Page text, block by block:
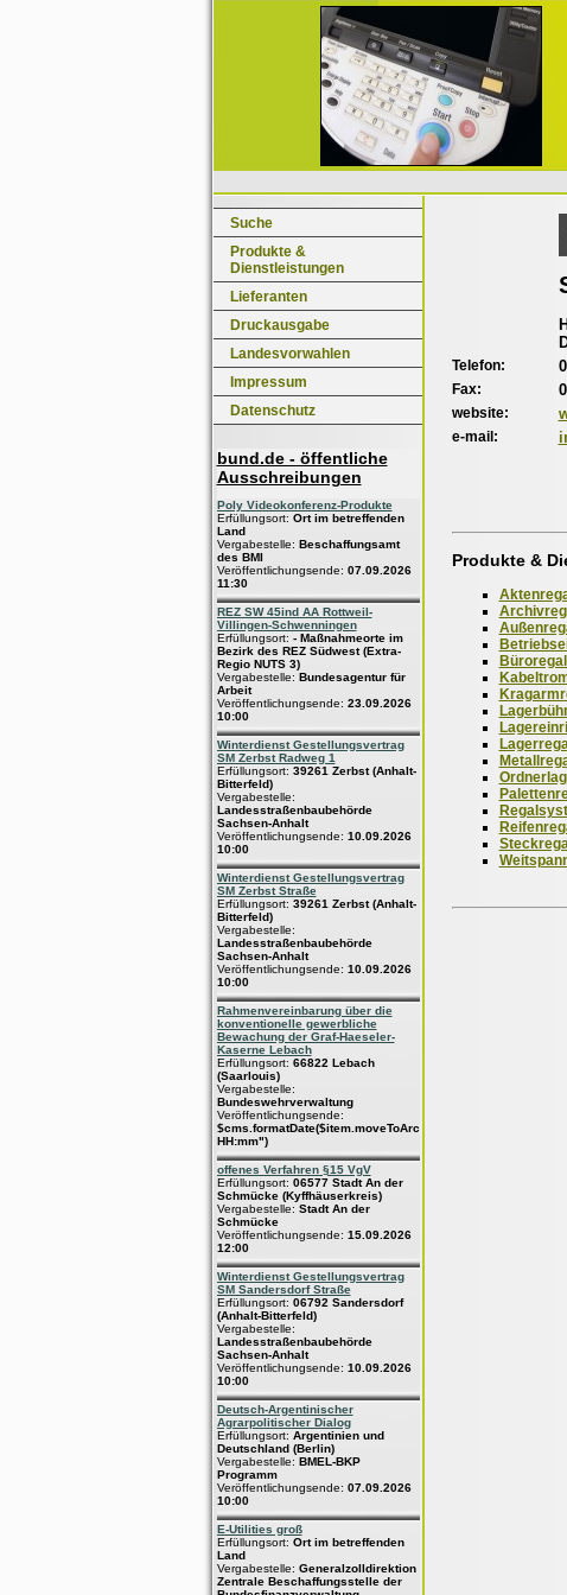
Suche
Produkte &
Dienstleistungen
Lieferanten
Druckausgabe
Landesvorwahlen
Impressum
Datenschutz
bund.de - öffentliche
Ausschreibungen
Poly Videokonferenz-Produkte
Erfüllungsort: Ort im betreffenden
Land
Vergabestelle: Beschaffungsamt
des BMI
Veröffentlichungsende: 07.09.2026
11:30
REZ SW 45ind AA Rottweil-
Villingen-Schwenningen
Erfüllungsort: - Maßnahmeorte im
Bezirk des REZ Südwest (Extra-
Regio NUTS 3)
Vergabestelle: Bundesagentur für
Arbeit
Veröffentlichungsende: 23.09.2026
10:00
Winterdienst Gestellungsvertrag
SM Zerbst Radweg 1
Erfüllungsort: 39261 Zerbst (Anhalt-
Bitterfeld)
Vergabestelle:
Landesstraßenbaubehörde
Sachsen-Anhalt
Veröffentlichungsende: 10.09.2026
10:00
Winterdienst Gestellungsvertrag
SM Zerbst Straße
Erfüllungsort: 39261 Zerbst (Anhalt-
Bitterfeld)
Vergabestelle:
Landesstraßenbaubehörde
Sachsen-Anhalt
Veröffentlichungsende: 10.09.2026
10:00
Rahmenvereinbarung über die
konventionelle gewerbliche
Bewachung der Graf-Haeseler-
Kaserne Lebach
Erfüllungsort: 66822 Lebach
(Saarlouis)
Vergabestelle:
Bundeswehrverwaltung
Veröffentlichungsende:
$cms.formatDate($item.moveToArchive,"dd.MM.yyyy
HH:mm")
offenes Verfahren §15 VgV
Erfüllungsort: 06577 Stadt An der
Schmücke (Kyffhäuserkreis)
Vergabestelle: Stadt An der
Schmücke
Veröffentlichungsende: 15.09.2026
12:00
Winterdienst Gestellungsvertrag
SM Sandersdorf Straße
Erfüllungsort: 06792 Sandersdorf
(Anhalt-Bitterfeld)
Vergabestelle:
Landesstraßenbaubehörde
Sachsen-Anhalt
Veröffentlichungsende: 10.09.2026
10:00
Deutsch-Argentinischer
Agrarpolitischer Dialog
Erfüllungsort: Argentinien und
Deutschland (Berlin)
Vergabestelle: BMEL-BKP
Programm
Veröffentlichungsende: 07.09.2026
10:00
E-Utilities groß
Erfüllungsort: Ort im betreffenden
Land
Vergabestelle: Generalzolldirektion
Zentrale Beschaffungsstelle der
Telefon:
Fax:
website:
e-mail:
Produkte &